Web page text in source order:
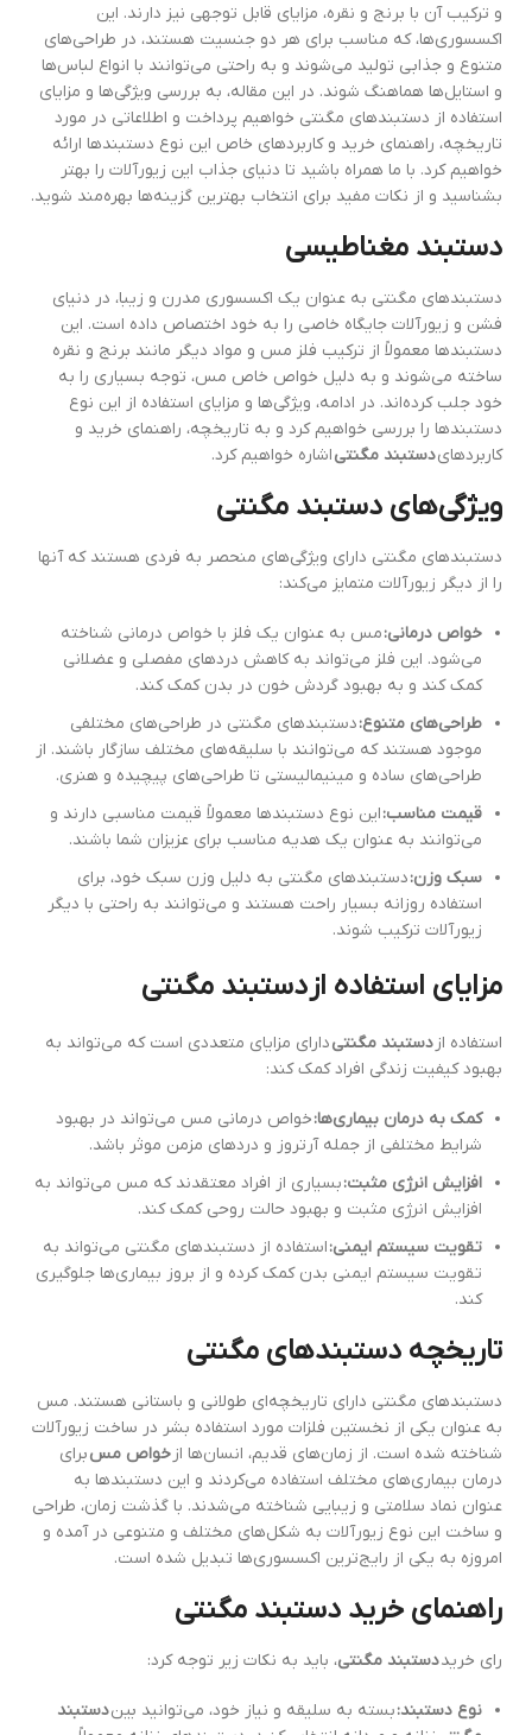
و ترکیب آن با برنج و نقره، مزایای قابل توجهی نیز دارند. این
اکسسوری‌ها، که مناسب برای هر دو جنسیت هستند، در طراحی‌های
متنوع و جذابی تولید می‌شوند و به راحتی می‌توانند با انواع لباس‌ها
و استایل‌ها هماهنگ شوند. در این مقاله، به بررسی ویژگی‌ها و مزایای
استفاده از دستبندهای مگنتی خواهیم پرداخت و اطلاعاتی در مورد
تاریخچه، راهنمای خرید و کاربردهای خاص این نوع دستبندها ارائه
خواهیم کرد. با ما همراه باشید تا دنیای جذاب این زیورآلات را بهتر
بشناسید و از نکات مفید برای انتخاب بهترین گزینه‌ها بهره‌مند شوید.
دستبند مغناطیسی
دستبندهای مگنتی به عنوان یک اکسسوری مدرن و زیبا، در دنیای
فشن و زیورآلات جایگاه خاصی را به خود اختصاص داده است. این
دستبندها معمولاً از ترکیب فلز مس و مواد دیگر مانند برنج و نقره
ساخته می‌شوند و به دلیل خواص خاص مس، توجه بسیاری را به
خود جلب کرده‌اند. در ادامه، ویژگی‌ها و مزایای استفاده از این نوع
دستبندها را بررسی خواهیم کرد و به تاریخچه، راهنمای خرید و
کاربردهایدستبند مگنتیاشاره خواهیم کرد.
ویژگی‌های دستبند مگنتی
دستبندهای مگنتی دارای ویژگی‌های منحصر به فردی هستند که آنها
را از دیگر زیورآلات متمایز می‌کند:
خواص درمانی:مس به عنوان یک فلز با خواص درمانی شناخته
می‌شود. این فلز می‌تواند به کاهش دردهای مفصلی و عضلانی
کمک کند و به بهبود گردش خون در بدن کمک کند.
طراحی‌های متنوع:دستبندهای مگنتی در طراحی‌های مختلفی
موجود هستند که می‌توانند با سلیقه‌های مختلف سازگار باشند. از
طراحی‌های ساده و مینیمالیستی تا طراحی‌های پیچیده و هنری.
قیمت مناسب:این نوع دستبندها معمولاً قیمت مناسبی دارند و
می‌توانند به عنوان یک هدیه مناسب برای عزیزان شما باشند.
سبک وزن:دستبندهای مگنتی به دلیل وزن سبک خود، برای
استفاده روزانه بسیار راحت هستند و می‌توانند به راحتی با دیگر
زیورآلات ترکیب شوند.
مزایای استفاده ازدستبند مگنتی
استفاده از دستبند مگنتیدارای مزایای متعددی است که می‌تواند به
بهبود کیفیت زندگی افراد کمک کند:
کمک به درمان بیماری‌ها:خواص درمانی مس می‌تواند در بهبود
شرایط مختلفی از جمله آرتروز و دردهای مزمن موثر باشد.
افزایش انرژی مثبت:بسیاری از افراد معتقدند که مس می‌تواند به
افزایش انرژی مثبت و بهبود حالت روحی کمک کند.
تقویت سیستم ایمنی:استفاده از دستبندهای مگنتی می‌تواند به
تقویت سیستم ایمنی بدن کمک کرده و از بروز بیماری‌ها جلوگیری
کند.
تاریخچه دستبندهای مگنتی
دستبندهای مگنتی دارای تاریخچه‌ای طولانی و باستانی هستند. مس
به عنوان یکی از نخستین فلزات مورد استفاده بشر در ساخت زیورآلات
شناخته شده است. از زمان‌های قدیم، انسان‌ها از خواص مسبرای
درمان بیماری‌های مختلف استفاده می‌کردند و این دستبندها به
عنوان نماد سلامتی و زیبایی شناخته می‌شدند. با گذشت زمان، طراحی
و ساخت این نوع زیورآلات به شکل‌های مختلف و متنوعی در آمده و
امروزه به یکی از رایج‌ترین اکسسوری‌ها تبدیل شده است.
راهنمای خرید دستبند مگنتی
رای خریددستبند مگنتی، باید به نکات زیر توجه کرد:
نوع دستبند:بسته به سلیقه و نیاز خود، می‌توانید بیندستبند